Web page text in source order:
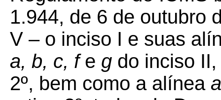
1.944, de 6 de outubro
V – o inciso I e suas
a, b, c, fe g do inciso
2º, bem como a alínea a